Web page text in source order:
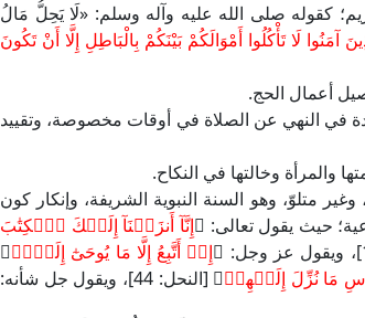
كقوله صلى الله عليه وآله وسلم: «لَا يَحِلُّ مَالُ
آمَنُوا لَا تَأْكُلُوا أَمْوَالَكُمْ بَيْنَكُمْ بِالْبَاطِلِ إِلَّا أَنْ تَكُونَ
أعمال الحج.
في النهي عن الصلاة في أوقات مخصوصة، وتقييد
والمرأة وخالتها في النكاح.
متلوّ، وهو السنة النبوية الشريفة، وإنكار كون
حيث يقول تعالى: ﴿إِنَّآ أَنزَلۡنَآ إِلَيۡكَ ٱلۡكِتَٰبَ
إِنۡ أَتَّبِعُ إِلَّا مَا يُوحَىٰٓ إِلَيَّۚ﴾
مَا نُزِّلَ إِلَيۡهِمۡ
﴾ [النحل: 44]، ويقول جل شأنه: